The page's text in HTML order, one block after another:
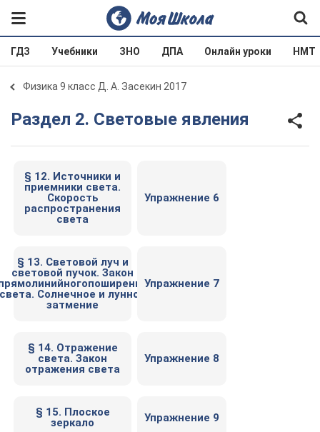
ГДЗ Учебники ЗНО ДПА Онлайн уроки НМТ
Физика 9 класс Д. А. Засекин 2017
Раздел 2. Световые явления
§ 12. Источники и
приемники света.
Скорость
распространения
света
Упражнение 6
§ 13. Световой луч и
световой пучок. Закон
света. Солнечное и лунное
затмение
Упражнение 7
§ 14. Отражение
света. Закон
отражения света
Упражнение 8
§ 15. Плоское
зеркало
Упражнение 9